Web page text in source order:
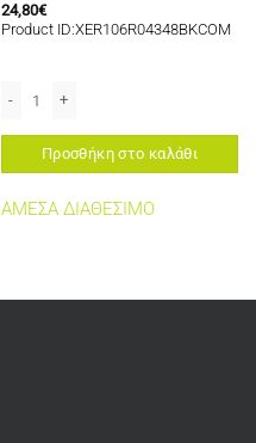
24,80€
Product ID:XER106R04348BKCOM
Προσθήκη στο καλάθι
ΑΜΕΣΑ ΔΙΑΘΕΣΙΜΟ